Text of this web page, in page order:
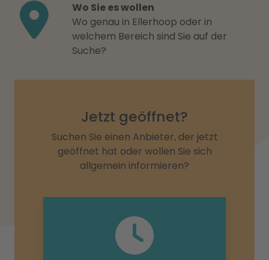
Wo Sie es wollen
Wo genau in Ellerhoop oder in
welchem Bereich sind Sie auf der
Suche?
Jetzt geöffnet?
Suchen Sie einen Anbieter, der jetzt
geöffnet hat oder wollen Sie sich
allgemein informieren?